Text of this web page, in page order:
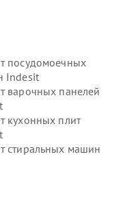
посудомоечных
Indesit
варочных панелей
кухонных плит
стиральных машин